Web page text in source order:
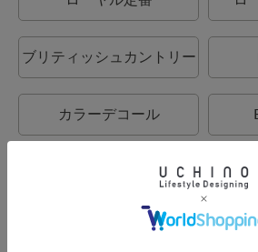
ブリティッシュカントリー
カラーデコール
UCHINO TOUCH